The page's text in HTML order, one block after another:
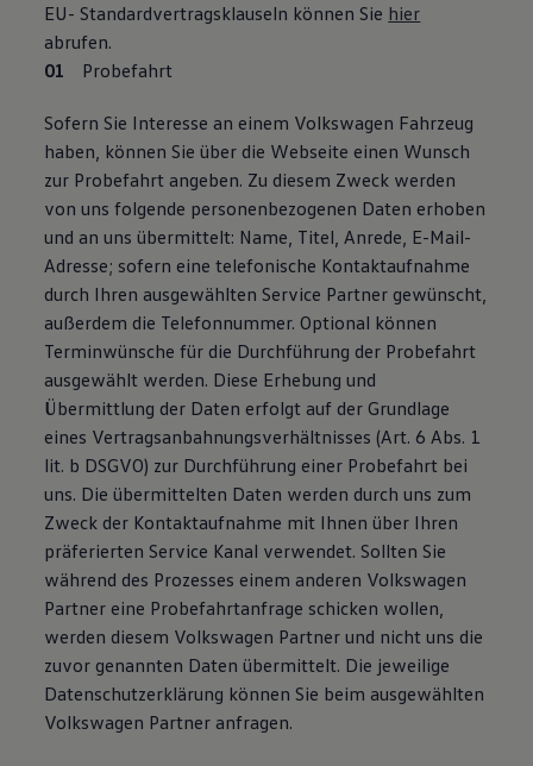
EU- Standardvertragsklauseln können Sie hier
abrufen.
Probefahrt
Sofern Sie Interesse an einem Volkswagen Fahrzeug
haben, können Sie über die Webseite einen Wunsch
zur Probefahrt angeben. Zu diesem Zweck werden
von uns folgende personenbezogenen Daten erhoben
und an uns übermittelt: Name, Titel, Anrede, E-Mail-
Adresse; sofern eine telefonische Kontaktaufnahme
durch Ihren ausgewählten Service Partner gewünscht,
außerdem die Telefonnummer. Optional können
Terminwünsche für die Durchführung der Probefahrt
ausgewählt werden. Diese Erhebung und
Übermittlung der Daten erfolgt auf der Grundlage
eines Vertragsanbahnungsverhältnisses (Art. 6 Abs. 1
lit. b DSGVO) zur Durchführung einer Probefahrt bei
uns. Die übermittelten Daten werden durch uns zum
Zweck der Kontaktaufnahme mit Ihnen über Ihren
präferierten Service Kanal verwendet. Sollten Sie
während des Prozesses einem anderen Volkswagen
Partner eine Probefahrtanfrage schicken wollen,
werden diesem Volkswagen Partner und nicht uns die
zuvor genannten Daten übermittelt. Die jeweilige
Datenschutzerklärung können Sie beim ausgewählten
Volkswagen Partner anfragen.